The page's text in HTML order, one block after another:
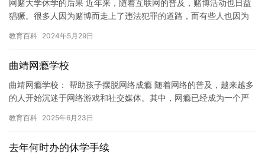
网赌大学休学的后果 近年来，随着互联网的普及，赌博活动也日益
猖獗。很多人因为赌博而走上了违法犯罪的道路，而有些人也因为
么，…
教育百科 2024年5月29日
曲靖网瘾学校
曲靖网瘾学校： 帮助孩子摆脱网络成瘾 随着网络的普及，越来越多
的人开始沉迷于网络游戏和社交媒体。其中，网瘾已经成为一个严
孩…
教育百科 2025年6月23日
去年何时办的休学手续